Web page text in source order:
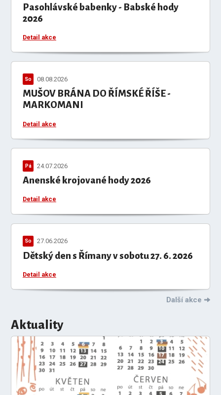
Pasohlávské babenky - Babské hody
2026
Detail akce
MUŠOV BRÁNA DO ŘÍMSKÉ ŘÍŠE -
MARKOMANI
So 08.08.2026
Detail akce
Anenské krojované hody 2026
Pá 24.07.2026
Detail akce
Dětský den s Římany v sobotu 27. 6. 2026
So 27.06.2026
Detail akce
Další akce
Aktuality